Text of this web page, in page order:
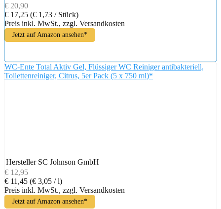
€ 20,90
€ 17,25 (€ 1,73 / Stück)
Preis inkl. MwSt., zzgl. Versandkosten
Jetzt auf Amazon ansehen*
WC-Ente Total Aktiv Gel, Flüssiger WC Reiniger antibakteriell,
Toilettenreiniger, Citrus, 5er Pack (5 x 750 ml)*
Hersteller SC Johnson GmbH
€ 12,95
€ 11,45 (€ 3,05 / l)
Preis inkl. MwSt., zzgl. Versandkosten
Jetzt auf Amazon ansehen*